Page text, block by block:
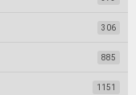
306
885
1151